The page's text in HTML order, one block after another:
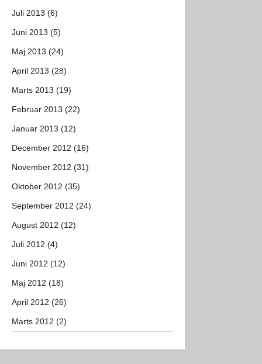
Juli 2013 (6)
Juni 2013 (5)
Maj 2013 (24)
April 2013 (28)
Marts 2013 (19)
Februar 2013 (22)
Januar 2013 (12)
December 2012 (16)
November 2012 (31)
Oktober 2012 (35)
September 2012 (24)
August 2012 (12)
Juli 2012 (4)
Juni 2012 (12)
Maj 2012 (18)
April 2012 (26)
Marts 2012 (2)